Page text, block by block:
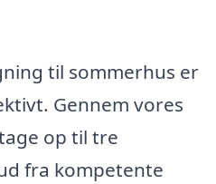
til sommerhus er
Gennem vores
op til tre
fra kompetente